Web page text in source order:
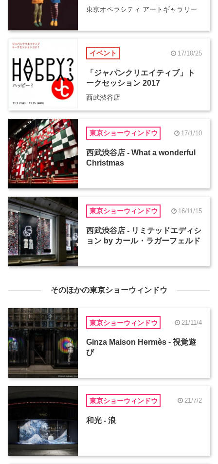
東京オペラシティ アートギャラリー
イベント 17/10/25
「ジャパンクリエイティブ」ト
ークセッション 2017
西武渋谷店
東京ショーウィンドウ 17/1/10
西武渋谷店 - What a wonderful
Christmas
東京ショーウィンドウ 16/11/15
西武渋谷店 - リミテッドエディシ
ョン by カール・ラガーフェルド
そのほかの東京ショーウィンドウ
東京ショーウィンドウ 21/11/4
Ginza Maison Hermès - 視覚遊
び
東京ショーウィンドウ 21/7/2
和光 - 浪